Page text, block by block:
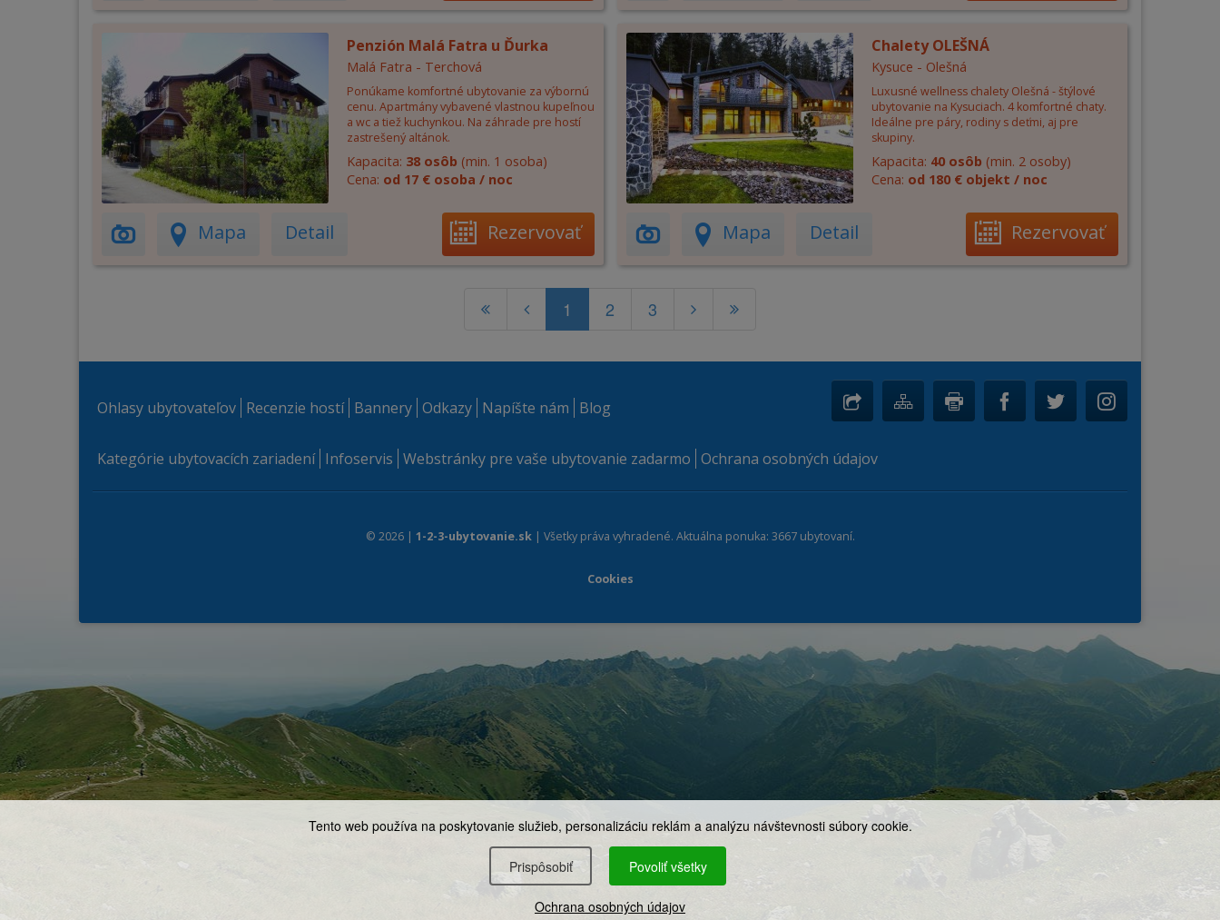
Tento web používa na poskytovanie služieb, personalizáciu reklám a analýzu návštevnosti súbory cookie.
Prispôsobiť Povoliť všetky
Ochrana osobných údajov
Penzión Malá Fatra u Ďurka
Malá Fatra - Terchová
Ponúkame komfortné ubytovanie za výbornú
cenu. Apartmány vybavené vlastnou kupeľnou
a wc a tiež kuchynkou. Na záhrade pre hostí
zastrešený altánok.
Kapacita: 38 osôb (min. 1 osoba)
Cena: od 17 € osoba / noc
Mapa Detail Rezervovať
Chalety OLEŠNÁ
Kysuce - Olešná
Luxusné wellness chalety Olešná - štýlové
ubytovanie na Kysuciach. 4 komfortné chaty.
Ideálne pre páry, rodiny s deťmi, aj pre
skupiny.
Kapacita: 40 osôb (min. 2 osoby)
Cena: od 180 € objekt / noc
Mapa Detail Rezervovať
1 2 3
Ohlasy ubytovateľov Recenzie hostí Bannery Odkazy Napíšte nám Blog
Kategórie ubytovacích zariadení Infoservis Webstránky pre vaše ubytovanie zadarmo Ochrana osobných údajov
© 2026 | 1-2-3-ubytovanie.sk| Všetky práva vyhradené. Aktuálna ponuka: 3667 ubytovaní.
Cookies